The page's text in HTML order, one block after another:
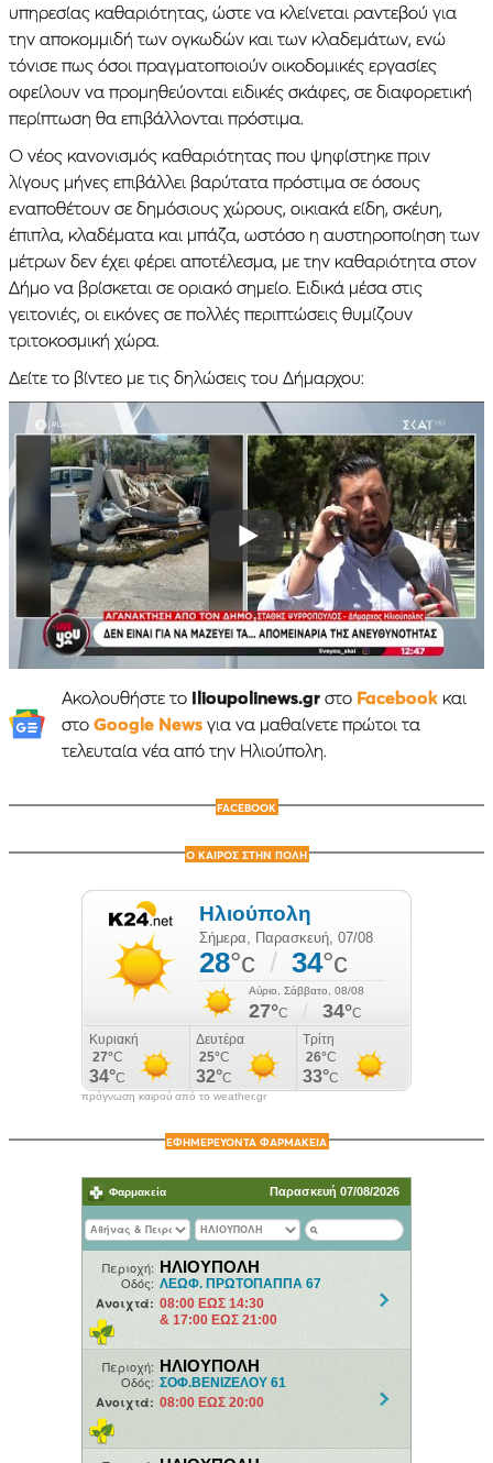
υπηρεσίας καθαριότητας, ώστε να κλείνεται ραντεβού για
την αποκομμιδή των ογκωδών και των κλαδεμάτων, ενώ
τόνισε πως όσοι πραγματοποιούν οικοδομικές εργασίες
οφείλουν να προμηθεύονται ειδικές σκάφες, σε διαφορετική
περίπτωση θα επιβάλλονται πρόστιμα.
Ο νέος κανονισμός καθαριότητας που ψηφίστηκε πριν
λίγους μήνες επιβάλλει βαρύτατα πρόστιμα σε όσους
εναποθέτουν σε δημόσιους χώρους, οικιακά είδη, σκέυη,
έπιπλα, κλαδέματα και μπάζα, ωστόσο η αυστηροποίηση των
μέτρων δεν έχει φέρει αποτέλεσμα, με την καθαριότητα στον
Δήμο να βρίσκεται σε οριακό σημείο. Ειδικά μέσα στις
γειτονιές, οι εικόνες σε πολλές περιπτώσεις θυμίζουν
τριτοκοσμική χώρα.
Δείτε το βίντεο με τις δηλώσεις του Δήμαρχου:
Ακολουθήστε το Ilioupolinews.grστο Facebookκαι
στο Google Newsγια να μαθαίνετε πρώτοι τα
τελευταία νέα από την Ηλιούπολη.
FACEBOOK
Ο ΚΑΙΡΟΣ ΣΤΗΝ ΠΟΛΗ
πρόγνωση καιρού από το weather.gr
ΕΦΗΜΕΡΕΥΟΝΤΑ ΦΑΡΜΑΚΕΙΑ